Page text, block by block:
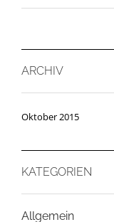
ARCHIV
Oktober 2015
KATEGORIEN
Allgemein